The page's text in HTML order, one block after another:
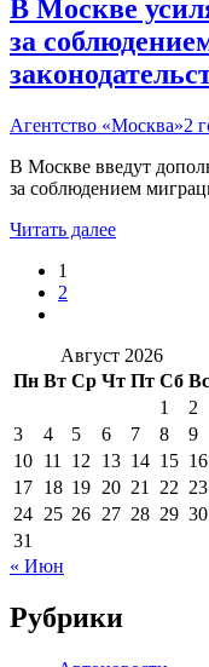
В Москве
за
Агентство «Москва»2
В Москве введут
за соблюдением
Читать далее
1
2
Август 2026
Пн Вт Ср Чт Пт Сб Вс
1
2
3
4 5 6 7 8
9
10 11 12 13 14 15 16
17 18 19 20 21 22 23
24 25 26 27 28 29 30
31
« Июн
Рубрики